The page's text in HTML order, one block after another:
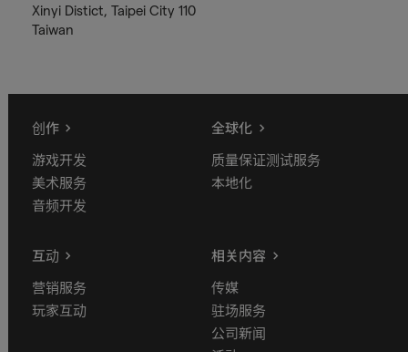
Xinyi Distict, Taipei City 110
Taiwan
创作
游戏开发
美术服务
音频开发
全球化
质量保证测试服务
本地化
互动
营销服务
玩家互动
相关内容
传媒
驻场服务
公司新闻